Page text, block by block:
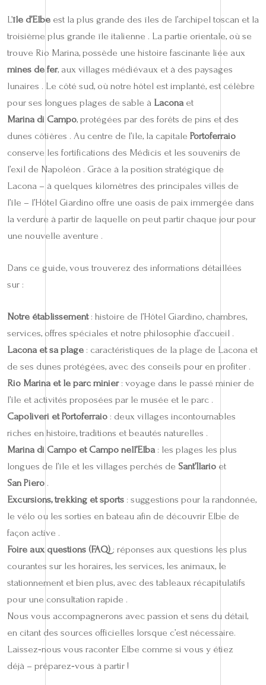
L’île d’Elbe est la plus grande des îles de l’archipel toscan et la
troisième plus grande île italienne . La partie orientale, où se
trouve Rio Marina, possède une histoire fascinante liée aux
mines de fer, aux villages médiévaux et à des paysages
lunaires . Le côté sud, où notre hôtel est implanté, est célèbre
pour ses longues plages de sable à Laconaet
Marina di Campo, protégées par des forêts de pins et des
dunes côtières . Au centre de l’île, la capitale Portoferraio
conserve les fortifications des Médicis et les souvenirs de
l’exil de Napoléon . Grâce à la position stratégique de
Lacona – à quelques kilomètres des principales villes de
l’île – l’Hôtel Giardino offre une oasis de paix immergée dans
la verdure à partir de laquelle on peut partir chaque jour pour
une nouvelle aventure .
Dans ce guide, vous trouverez des informations détaillées
sur :
Notre établissement: histoire de l’Hôtel Giardino, chambres,
services, offres spéciales et notre philosophie d’accueil .
Lacona et sa plage : caractéristiques de la plage de Lacona et
de ses dunes protégées, avec des conseils pour en profiter .
Rio Marina et le parc minier: voyage dans le passé minier de
l’île et activités proposées par le musée et le parc .
Capoliveri et Portoferraio : deux villages incontournables
riches en histoire, traditions et beautés naturelles .
Marina di Campo et Campo nell’Elba: les plages les plus
longues de l’île et les villages perchés de Sant’Ilario et
San Piero .
Excursions, trekking et sports : suggestions pour la randonnée,
le vélo ou les sorties en bateau afin de découvrir Elbe de
façon active .
Foire aux questions (FAQ) : réponses aux questions les plus
courantes sur les horaires, les services, les animaux, le
stationnement et bien plus, avec des tableaux récapitulatifs
pour une consultation rapide .
Nous vous accompagnerons avec passion et sens du détail,
en citant des sources officielles lorsque c’est nécessaire.
Laissez‑nous vous raconter Elbe comme si vous y étiez
déjà – préparez‑vous à partir !